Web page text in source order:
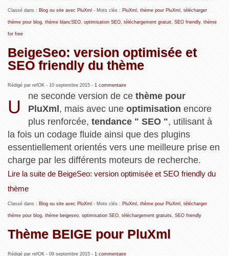
Classé dans : Blog ou site avec PluXml - Mots clés : PluXml thème pour PluXml télécharger
thème pour blog, thème blancSEO, optimisation SEO, téléchargement gratuit, SEO friendly, thème
for free
BeigeSeo: version optimisée et
SEO friendly du thème
Rédigé par refOK - 10 septembre 2015- 1 commentaire
U
ne seconde version de cethème pour
PluXml, mais avec uneoptimisation encore
plus renforcée,tendance " SEO ", utilisant à
la fois un codage fluide ainsi que des plugins
essentiellement orientés vers une meilleure prise en
charge par les différents moteurs de recherche.
Lire la suite de BeigeSeo: version optimisée et SEO friendly du
thème
Classé dans : Blog ou site avec PluXml - Mots clés : PluXml thème pour PluXml télécharger
thème pour blog, thème beigeseo, optimisation SEO, téléchargement gratuits, SEO friendly
Thème BEIGE pour PluXml
Rédigé par refOK - 09 septembre 2015- 1 commentaire